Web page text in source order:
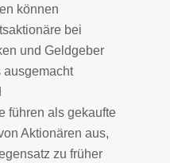
können
bei
und Geldgeber
ausgemacht
führen als gekaufte
Aktionären aus,
zu früher